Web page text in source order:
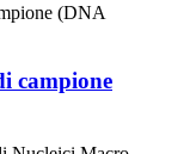
campione